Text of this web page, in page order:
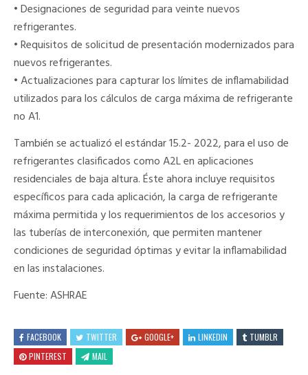
• Designaciones de seguridad para veinte nuevos
refrigerantes.
• Requisitos de solicitud de presentación modernizados para
nuevos refrigerantes.
• Actualizaciones para capturar los límites de inflamabilidad
utilizados para los cálculos de carga máxima de refrigerante
no A1.
También se actualizó el estándar 15.2- 2022, para el uso de
refrigerantes clasificados como A2L en aplicaciones
residenciales de baja altura. Éste ahora incluye requisitos
específicos para cada aplicación, la carga de refrigerante
máxima permitida y los requerimientos de los accesorios y
las tuberías de interconexión, que permiten mantener
condiciones de seguridad óptimas y evitar la inflamabilidad
en las instalaciones.
Fuente: ASHRAE
FACEBOOK TWITTER GOOGLE+ LINKEDIN
TUMBLR
PINTEREST
MAIL